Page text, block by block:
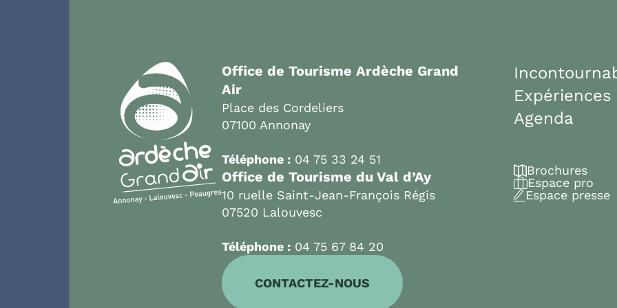
Office de Tourisme Ardèche Grand
Air
Place des Cordeliers
07100 Annonay
Téléphone : 04 75 33 24 51
Office de Tourisme du Val d’Ay
10 ruelle Saint-Jean-François Régis
07520 Lalouvesc
Téléphone : 04 75 67 84 20
CONTACTEZ-NOUS
Expériences
Agenda
Brochures
Espace pro
Espace presse